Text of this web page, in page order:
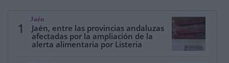
1
Jaén
Jaén, entre las provincias andaluzas
afectadas por la ampliación de la
alerta alimentaria por Listeria